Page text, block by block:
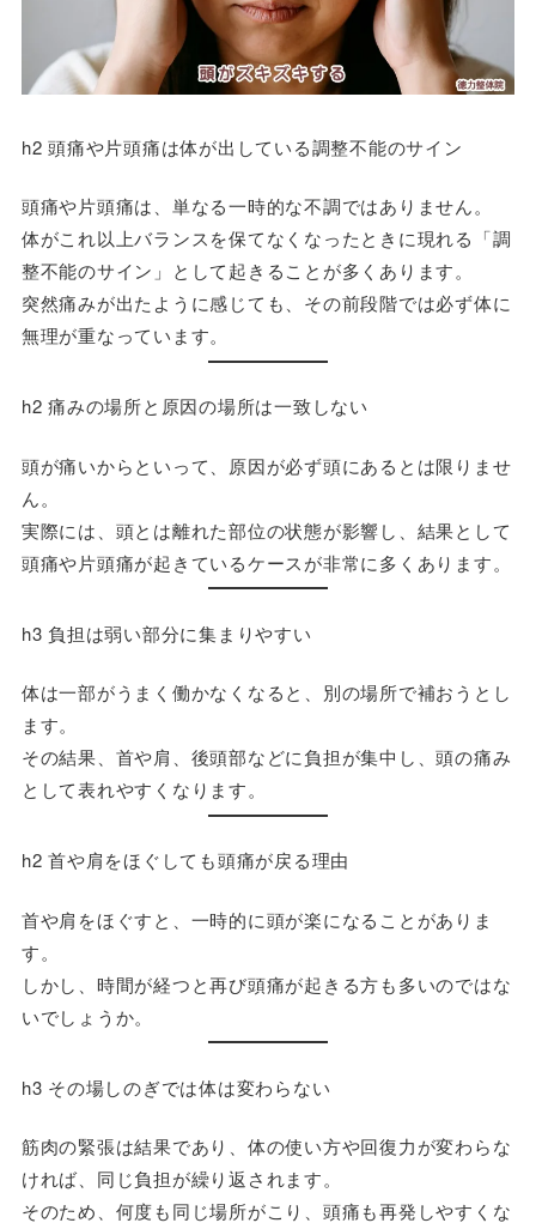
h2 頭痛や片頭痛は体が出している調整不能のサイン
頭痛や片頭痛は、単なる一時的な不調ではありません。
体がこれ以上バランスを保てなくなったときに現れる「調
整不能のサイン」として起きることが多くあります。
突然痛みが出たように感じても、その前段階では必ず体に
無理が重なっています。
h2 痛みの場所と原因の場所は一致しない
頭が痛いからといって、原因が必ず頭にあるとは限りませ
ん。
実際には、頭とは離れた部位の状態が影響し、結果として
頭痛や片頭痛が起きているケースが非常に多くあります。
h3 負担は弱い部分に集まりやすい
体は一部がうまく働かなくなると、別の場所で補おうとし
ます。
その結果、首や肩、後頭部などに負担が集中し、頭の痛み
として表れやすくなります。
h2 首や肩をほぐしても頭痛が戻る理由
首や肩をほぐすと、一時的に頭が楽になることがありま
す。
しかし、時間が経つと再び頭痛が起きる方も多いのではな
いでしょうか。
h3 その場しのぎでは体は変わらない
筋肉の緊張は結果であり、体の使い方や回復力が変わらな
ければ、同じ負担が繰り返されます。
そのため、何度も同じ場所がこり、頭痛も再発しやすくな